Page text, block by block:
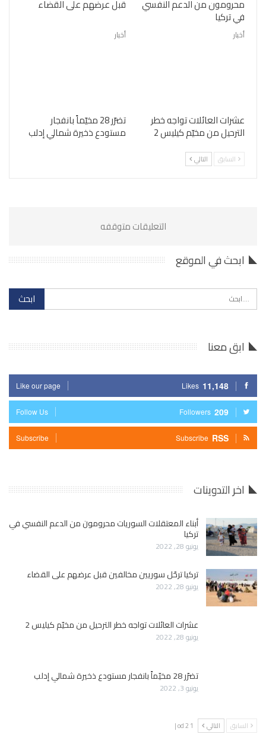
محرومون من الدعم النفسي
في تركيا
قبل عرضهم على القضاء
أخبار
عشرات العائلات تواجه خطر
الترحيل من مخيّم كيليس 2
أخبار
تضرّر 28 مخيّماً بانفجار
مستودع ذخيرة شمالي إدلب
السابق التالي
التعليقات متوقفه
ابحث في الموقع
ابق معنا
11,148
Likes
Like our page
209
Followers
Follow Us
RSS
Subscribe
Subscribe
اخر التدوينات
أبناء المعتقلات السوريات محرومون من الدعم النفسي في
تركيا
يونيو 28, 2022
تركيا ترحّل سوريين مخالفين قبل عرضهم على القضاء
يونيو 28, 2022
عشرات العائلات تواجه خطر الترحيل من مخيّم كيليس 2
يونيو 28, 2022
تضرّر 28 مخيّماً بانفجار مستودع ذخيرة شمالي إدلب
يونيو 3, 2022
السابق التالي 1 od 2 |